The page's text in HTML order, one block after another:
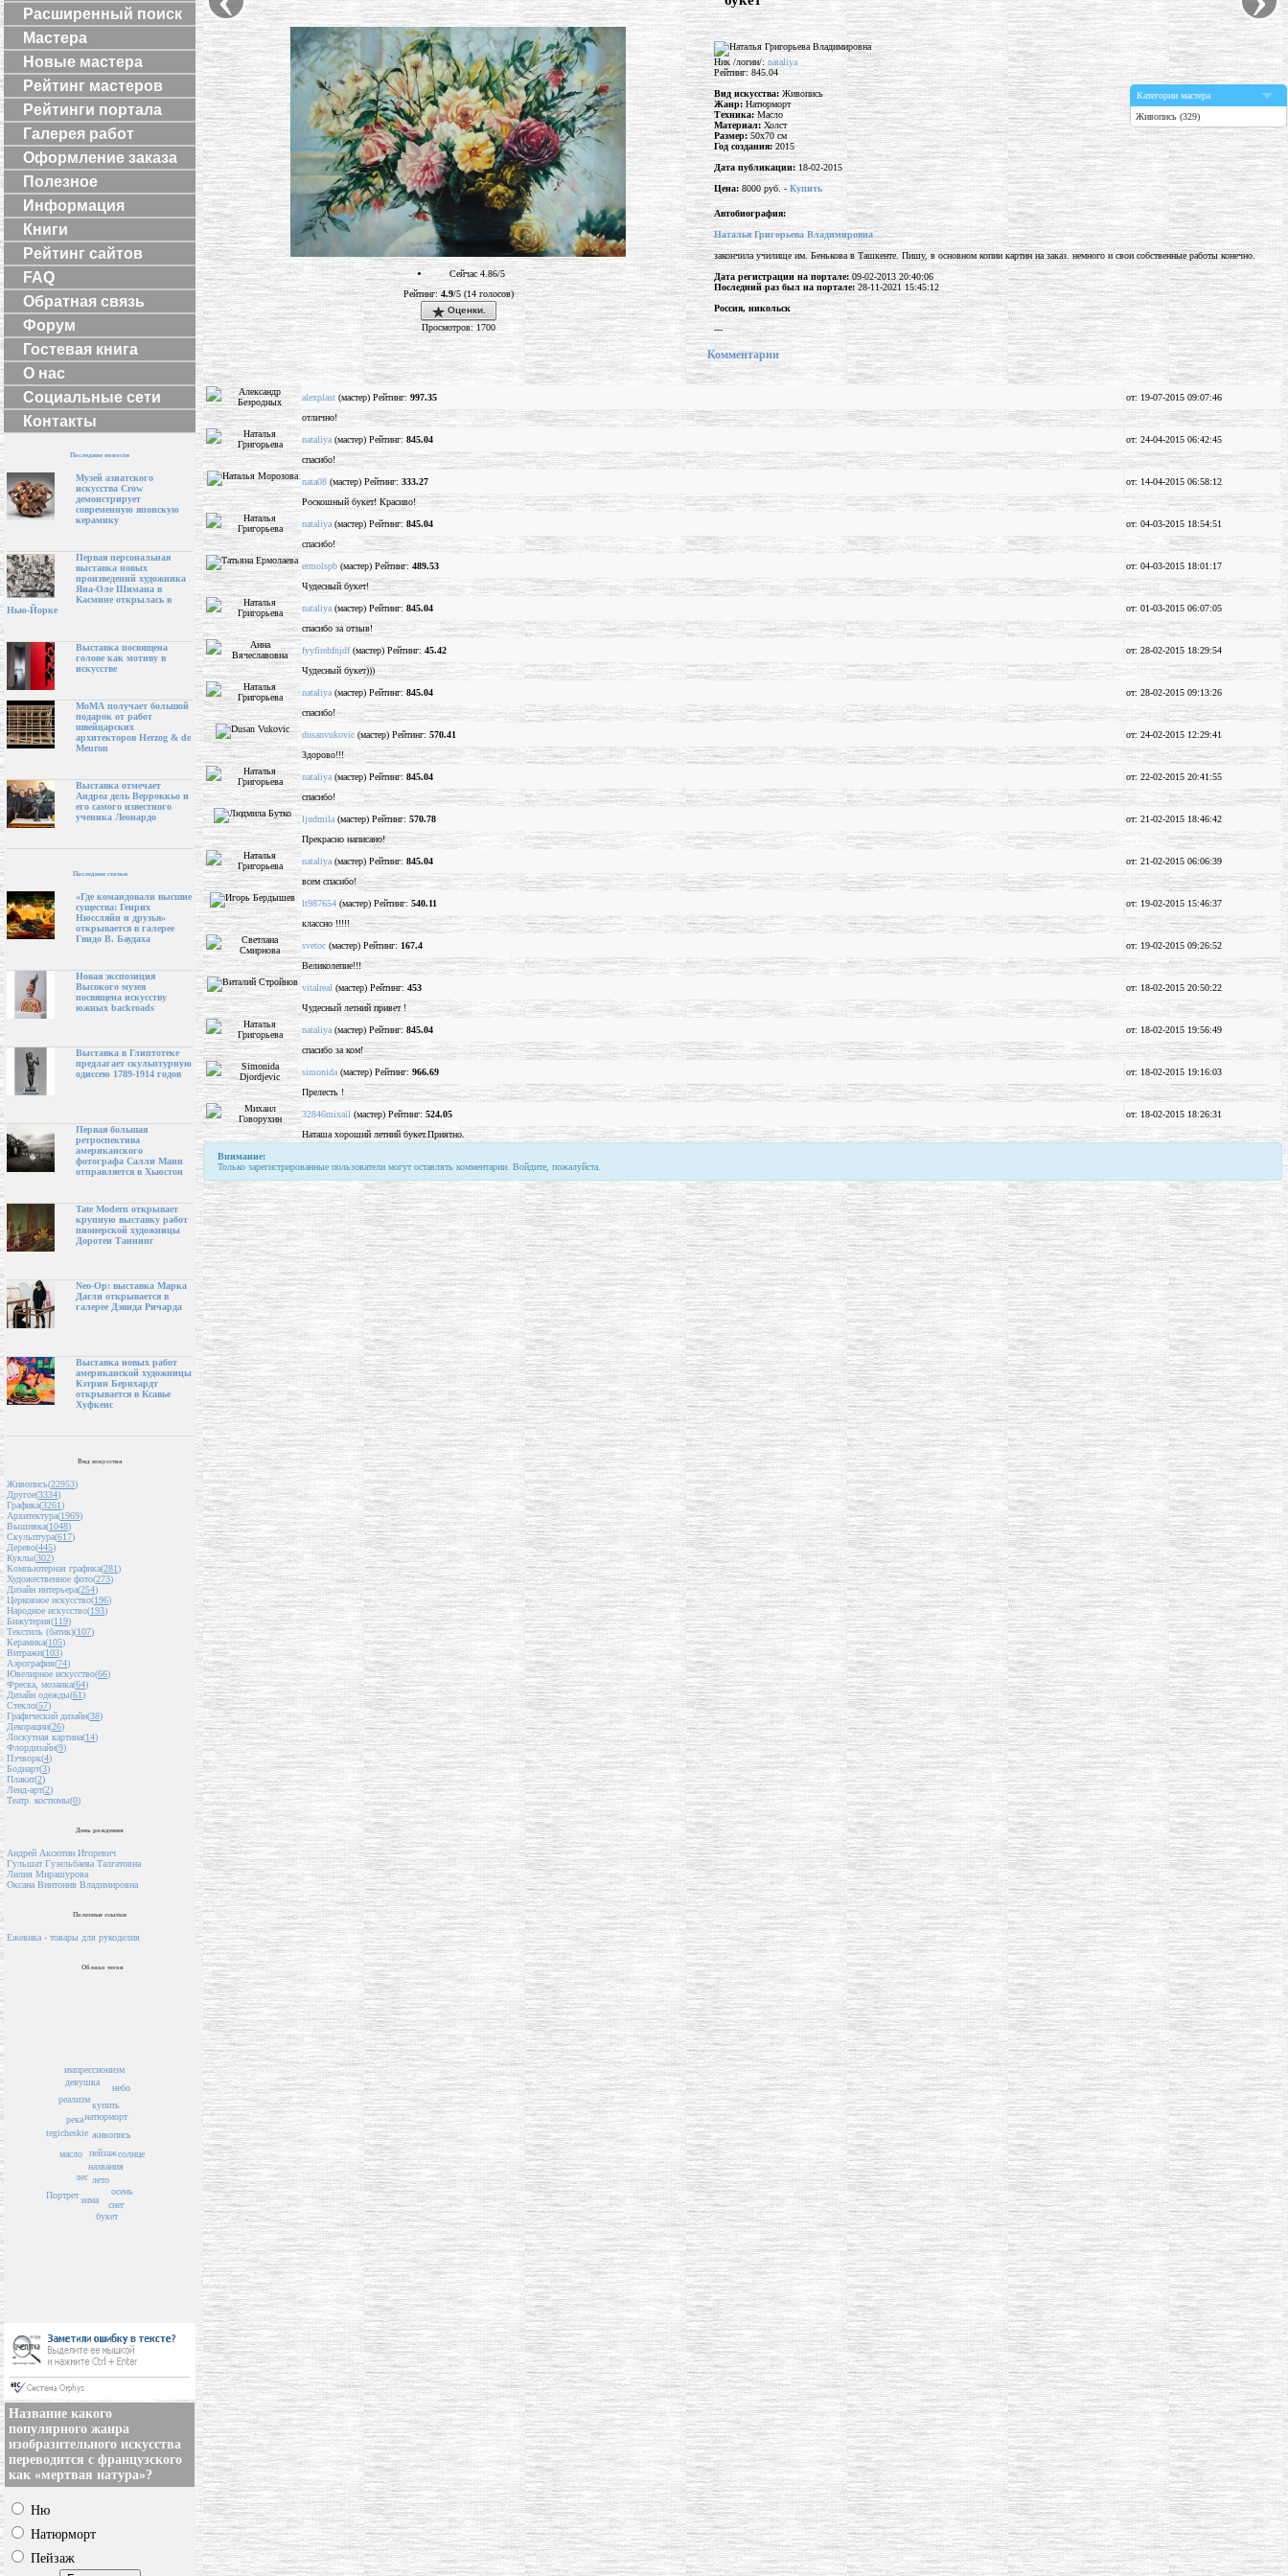
Расширенный поиск
Мастера
Новые мастера
Рейтинг мастеров
Рейтинги портала
Галерея работ
Оформление заказа
Полезное
Информация
Книги
Рейтинг сайтов
FAQ
Обратная связь
Форум
Гостевая книга
О нас
Социальные сети
Контакты
Последние новости
Музей азиатского
искусства Crow
демонстрирует
современную японскую
керамику
Первая персональная
выставка новых
произведений художника
Яна-Оле Шимана в
Касмине открылась в
Нью-Йорке
Выставка посвящена
голове как мотиву в
искусстве
МоМА получает большой
подарок от работ
швейцарских
архитекторов Herzog & de
Meuron
Выставка отмечает
Андреа дель Верроккьо и
его самого известного
ученика Леонардо
Последние статьи
«Где командовали высшие
существа: Генрих
Нюссляйн и друзья»
открывается в галерее
Гвидо В. Баудаха
Новая экспозиция
Высокого музея
посвящена искусству
южных backroads
Выставка в Глиптотеке
предлагает скульптурную
одиссею 1789-1914 годов
Первая большая
ретроспектива
американского
фотографа Салли Манн
отправляется в Хьюстон
Tate Modern открывает
крупную выставку работ
пионерской художницы
Доротеи Таннинг
Neo-Op: выставка Марка
Дагли открывается в
галерее Дэвида Ричарда
Выставка новых работ
американской художницы
Кэтрин Бернхардт
открывается в Ксавье
Хуфкенс
Вид искусства
Живопись(22953)
Другое(3334)
Графика(3261)
Архитектура(1969)
Вышивка(1048)
Скульптура(617)
Дерево(445)
Куклы(302)
Компьютерная графика(281)
Художественное фото(273)
Дизайн интерьера(254)
Церковное искусство(196)
Народное искусство(193)
Бижутерия(119)
Текстиль (батик)(107)
Керамика(105)
Витражи(103)
Аэрография(74)
Ювелирное искусство(66)
Фреска, мозаика(64)
Дизайн одежды(61)
Стекло(57)
Графический дизайн(38)
Декорации(26)
Лоскутная картина(14)
Флордизайн(9)
Пэчворк(4)
Бодиарт(3)
Плакат(2)
Ленд-арт(2)
Театр. костюмы(0)
День рождения
Андрей Аксютин Игоревич
Гульшат Гузельбаева Талгатовна
Лилия Мирашурова
Оксана Винтонив Владимировна
Полезные ссылки
Ежевика - товары для рукоделия
Облако тегов
пейзаж
названия
живопись
лето
натюрморт
купить
солнце
лес
зима
осень
букет
масло
река
снег
tegicheskie
реализм
небо
импрессионизм
Портрет
девушка
Название какого
популярного жанра
изобразительного искусства
переводится с французского
как «мертвая натура»?
Ню
Натюрморт
Пейзаж
Сейчас 4.86/5
Рейтинг:4.9/5 (14 голосов)
Оценки.
Просмотров: 1700
Ник /логин/: nataliya
Рейтинг: 845.04
Вид искусства: Живопись
Жанр: Натюрморт
Техника:Масло
Материал:Холст
Размер:50x70 см
Год создания:2015
Дата публикации:18-02-2015
Цена:8000 руб. - Купить
Категории мастера
Живопись (329)
Автобиография:
Наталья Григорьева Владимировна
закончила училище им. Бенькова в Ташкенте. Пишу, в основном копии картин на заказ. немного и свои собственные работы конечно.
Дата регистрации на портале:09-02-2013 20:40:06
Последний раз был на портале:28-11-2021 15:45:12
Россия, никольск
---
Комментарии
alexplast (мастер) Рейтинг: 997.35
от: 19-07-2015 09:07:46
отлично!
nataliya (мастер) Рейтинг: 845.04
от: 24-04-2015 06:42:45
спасибо!
nata08 (мастер) Рейтинг: 333.27
от: 14-04-2015 06:58:12
Роскошный букет! Красиво!
nataliya (мастер) Рейтинг: 845.04
от: 04-03-2015 18:54:51
спасибо!
ermolspb (мастер) Рейтинг: 489.53
от: 04-03-2015 18:01:17
Чудесный букет!
nataliya (мастер) Рейтинг: 845.04
от: 01-03-2015 06:07:05
спасибо за отзыв!
fyyfirehfnjdf(мастер) Рейтинг: 45.42
от: 28-02-2015 18:29:54
Чудесный букет)))
nataliya (мастер) Рейтинг: 845.04
от: 28-02-2015 09:13:26
спасибо!
dusanvukovic (мастер) Рейтинг: 570.41
от: 24-02-2015 12:29:41
Здорово!!!
nataliya (мастер) Рейтинг: 845.04
от: 22-02-2015 20:41:55
спасибо!
ljudmila (мастер) Рейтинг: 570.78
от: 21-02-2015 18:46:42
Прекрасно написано!
nataliya (мастер) Рейтинг: 845.04
от: 21-02-2015 06:06:39
всем спасибо!
lt987654 (мастер) Рейтинг: 540.11
от: 19-02-2015 15:46:37
классно !!!!!
svetoc (мастер) Рейтинг: 167.4
от: 19-02-2015 09:26:52
Великолепие!!!
vitalreal (мастер) Рейтинг: 453
от: 18-02-2015 20:50:22
Чудесный летний привет !
nataliya (мастер) Рейтинг: 845.04
от: 18-02-2015 19:56:49
спасибо за ком!
simonida (мастер) Рейтинг: 966.69
от: 18-02-2015 19:16:03
Прелесть !
32846mixail (мастер) Рейтинг: 524.05
от: 18-02-2015 18:26:31
Наташа хороший летний букет.Приятно.
Внимание:
Только зарегистрированные пользователи могут оставлять комментарии. Войдите, пожалуйста.